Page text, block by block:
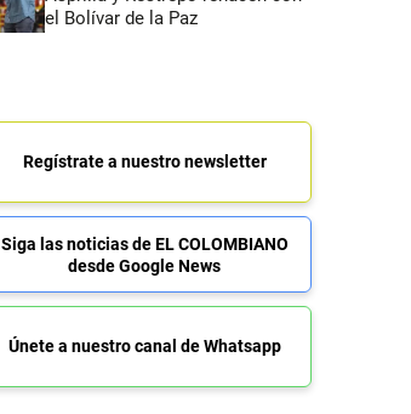
el Bolívar de la Paz
Regístrate a nuestro newsletter
Siga las noticias de EL COLOMBIANO
desde Google News
Únete a nuestro canal de Whatsapp